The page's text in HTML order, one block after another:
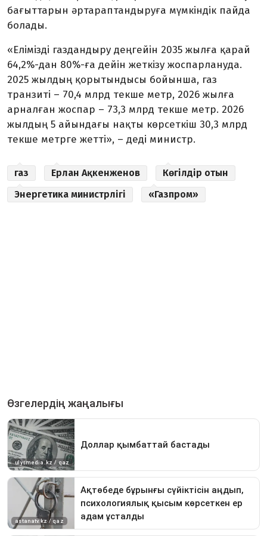
бағыттарын әртараптандыруға мүмкіндік пайда
болады.
«Елімізді газдандыру деңгейін 2035 жылға қарай
64,2%-дан 80%-ға дейін жеткізу жоспарлануда.
2025 жылдың қорытындысы бойынша, газ
транзиті – 70,4 млрд текше метр, 2026 жылға
арналған жоспар – 73,3 млрд текше метр. 2026
жылдың 5 айындағы нақты көрсеткіш 30,3 млрд
текше метрге жетті», – деді министр.
газ Ерлан Ақкенженов
Көгілдір отын
Энергетика министрлігі
«Газпром»